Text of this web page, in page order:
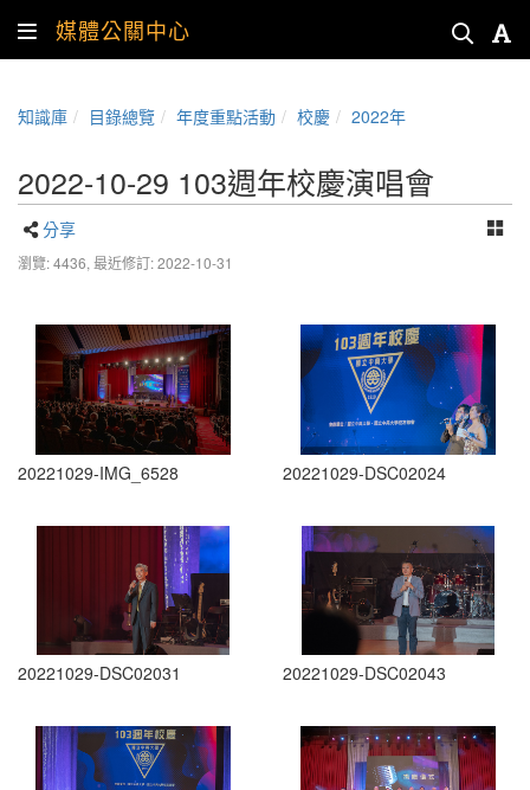
媒體公關中心
知識庫 目錄總覽 年度重點活動 校慶 2022年
2022-10-29 103週年校慶演唱會
分享
瀏覽: 4436, 最近修訂: 2022-10-31
20221029-IMG_6528 20221029-DSC02024
20221029-DSC02031 20221029-DSC02043